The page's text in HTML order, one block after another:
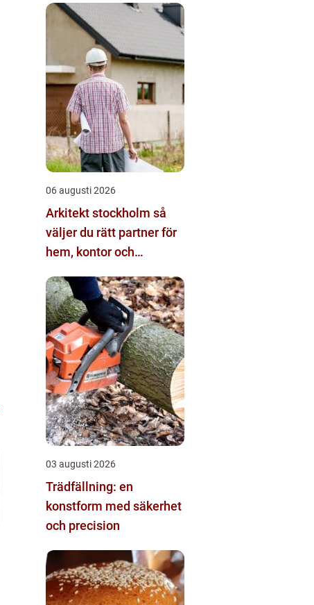
06 augusti 2026
Arkitekt stockholm så
väljer du rätt partner för
hem, kontor och
03 augusti 2026
Trädfällning: en
konstform med säkerhet
och precision